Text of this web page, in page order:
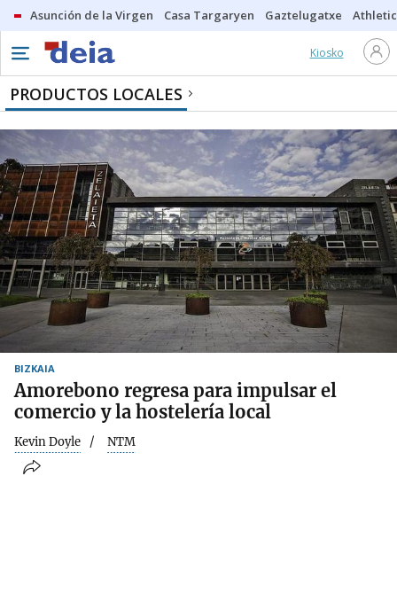
Asunción de la Virgen Casa Targaryen Gaztelugatxe Athletic
Kiosko
PRODUCTOS LOCALES
BIZKAIA
Amorebono regresa para impulsar el
comercio y la hostelería local
Kevin Doyle NTM